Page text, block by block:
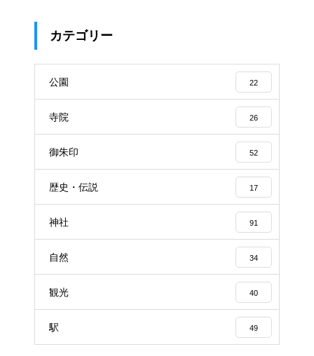
カテゴリー
公園 22
寺院 26
御朱印 52
歴史・伝説 17
神社 91
自然 34
観光 40
駅 49